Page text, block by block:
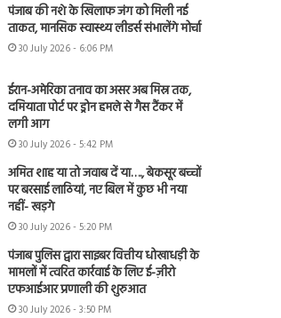
पंजाब की नशे के खिलाफ जंग को मिली नई
ताकत, मानसिक स्वास्थ्य लीडर्स संभालेंगे मोर्चा
30 July 2026 - 6:06 PM
ईरान-अमेरिका तनाव का असर अब मिस्र तक,
दमियाता पोर्ट पर ड्रोन हमले से गैस टैंकर में
लगी आग
30 July 2026 - 5:42 PM
अमित शाह या तो जवाब दें या…., बेकसूर बच्चों
पर बरसाई लाठियां, नए बिल में कुछ भी नया
नहीं- खड़गे
30 July 2026 - 5:20 PM
पंजाब पुलिस द्वारा साइबर वित्तीय धोखाधड़ी के
मामलों में त्वरित कार्रवाई के लिए ई-ज़ीरो
एफआईआर प्रणाली की शुरुआत
30 July 2026 - 3:50 PM